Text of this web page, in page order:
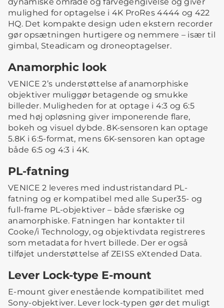
mulighed for optagelse i 4K ProRes 4444 og 422
HQ. Det kompakte design uden ekstern recorder
gør opsætningen hurtigere og nemmere – især til
gimbal, Steadicam og droneoptagelser.
Anamorphic look
VENICE 2’s understøttelse af anamorphiske
objektiver muliggør betagende og smukke
billeder. Muligheden for at optage i 4:3 og 6:5
med høj opløsning giver imponerende flare,
bokeh og visuel dybde. 8K-sensoren kan optage
5.8K i 6:5-format, mens 6K-sensoren kan optage
både 6:5 og 4:3 i 4K.
PL-fatning
VENICE 2 leveres med industristandard PL-
fatning og er kompatibel med alle Super35- og
full-frame PL-objektiver – både sfæriske og
anamorphiske. Fatningen har kontakter til
Cooke/i Technology, og objektivdata registreres
som metadata for hvert billede. Der er også
tilføjet understøttelse af ZEISS eXtended Data.
Lever Lock-type E-mount
E-mount giver enestående kompatibilitet med
Sony-objektiver. Lever lock-typen gør det muligt